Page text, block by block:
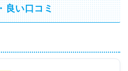
良い口コミ